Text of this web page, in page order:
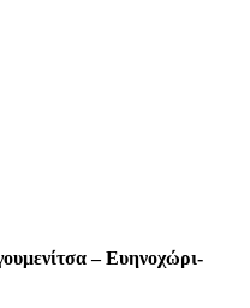
– Ευηνοχώρι-